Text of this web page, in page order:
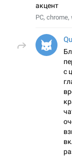
акцент
PC, chrome,
с